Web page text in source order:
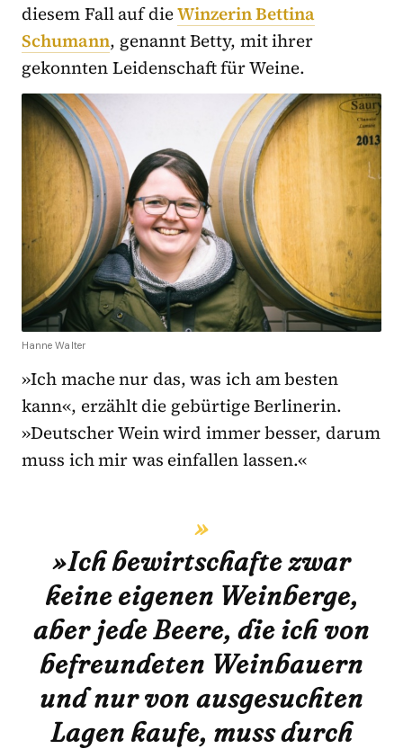
diesem Fall auf dieWinzerin Bettina
Schumann, genannt Betty, mit ihrer
gekonnten Leidenschaft für Weine.
Hanne Walter
»Ich mache nur das, was ich am besten
kann«, erzählt die gebürtige Berlinerin.
»Deutscher Wein wird immer besser, darum
muss ich mir was einfallen lassen.«
»Ich bewirtschafte zwar
keine eigenen Weinberge,
aber jede Beere, die ich von
befreundeten Weinbauern
und nur von ausgesuchten
Lagen kaufe, muss durch